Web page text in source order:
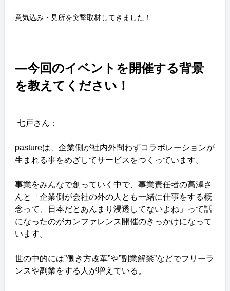
のイベント！ 登壇終了後は、みなさん移動を開
ね！ &nbsp; エンでは、こうしたイベントがよく開催さ
れています。 このような形で多くの方のご縁を結ぶお
手伝いができて、私たちも嬉しいです＾＾ &nbsp; 最後
意気込み・見所を突撃取材してきました！
―今回のイベントを開催する背景
を教えてください！
七戸さん：
pastureは、企業側が社内外問わずコラボレーションが
生まれる事をめざしてサービスをつくっています。
事業をみんなで創っていく中で、事業責任者の高澤さ
んと「企業側が会社の外の人とも一緒に仕事をする概
念って、日本だとあんまり浸透してないよね」って話
になったのがカンファレンス開催のきっかけになって
います。
世の中的には”働き方改革”や”副業解禁”などでフリーラ
ンスや副業をする人が増えている。